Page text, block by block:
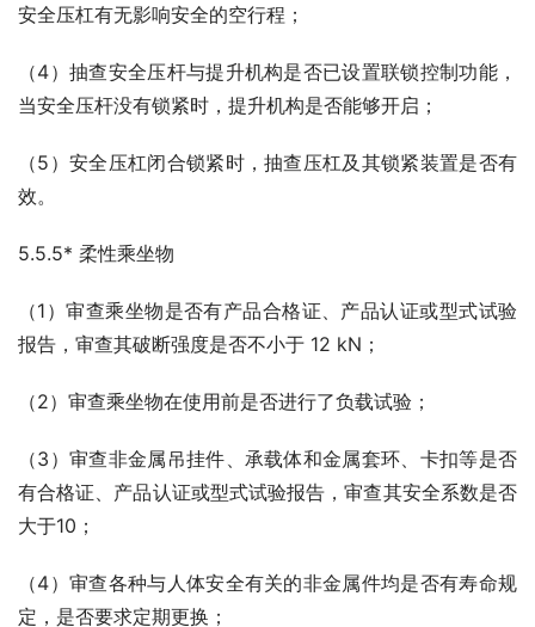
安全压杠有无影响安全的空行程；
（4）抽查安全压杆与提升机构是否已设置联锁控制功能，
当安全压杆没有锁紧时，提升机构是否能够开启；
（5）安全压杠闭合锁紧时，抽查压杠及其锁紧装置是否有
效。
5.5.5* 柔性乘坐物
（1）审查乘坐物是否有产品合格证、产品认证或型式试验
报告，审查其破断强度是否不小于 12 kN；
（2）审查乘坐物在使用前是否进行了负载试验；
（3）审查非金属吊挂件、承载体和金属套环、卡扣等是否
有合格证、产品认证或型式试验报告，审查其安全系数是否
大于10；
（4）审查各种与人体安全有关的非金属件均是否有寿命规
定，是否要求定期更换；